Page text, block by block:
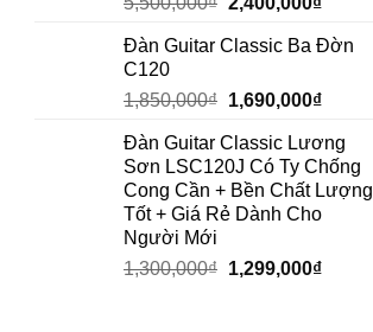
Đàn Guitar Classic Ba Đờn
C120
1,850,000₫ 1,690,000₫
Đàn Guitar Classic Lương
Sơn LSC120J Có Ty Chống
Cong Cần + Bền Chất Lượng
Tốt + Giá Rẻ Dành Cho
Người Mới
1,300,000₫ 1,299,000₫